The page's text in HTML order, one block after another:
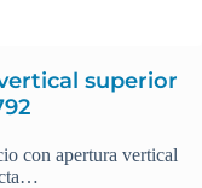
superior
con apertura vertical